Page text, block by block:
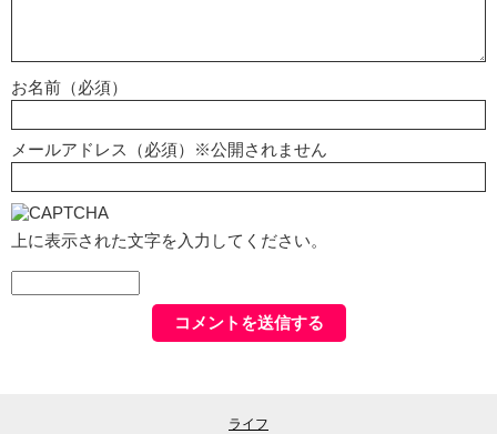
お名前（必須）
メールアドレス（必須）※公開されません
上に表示された文字を入力してください。
ライフ